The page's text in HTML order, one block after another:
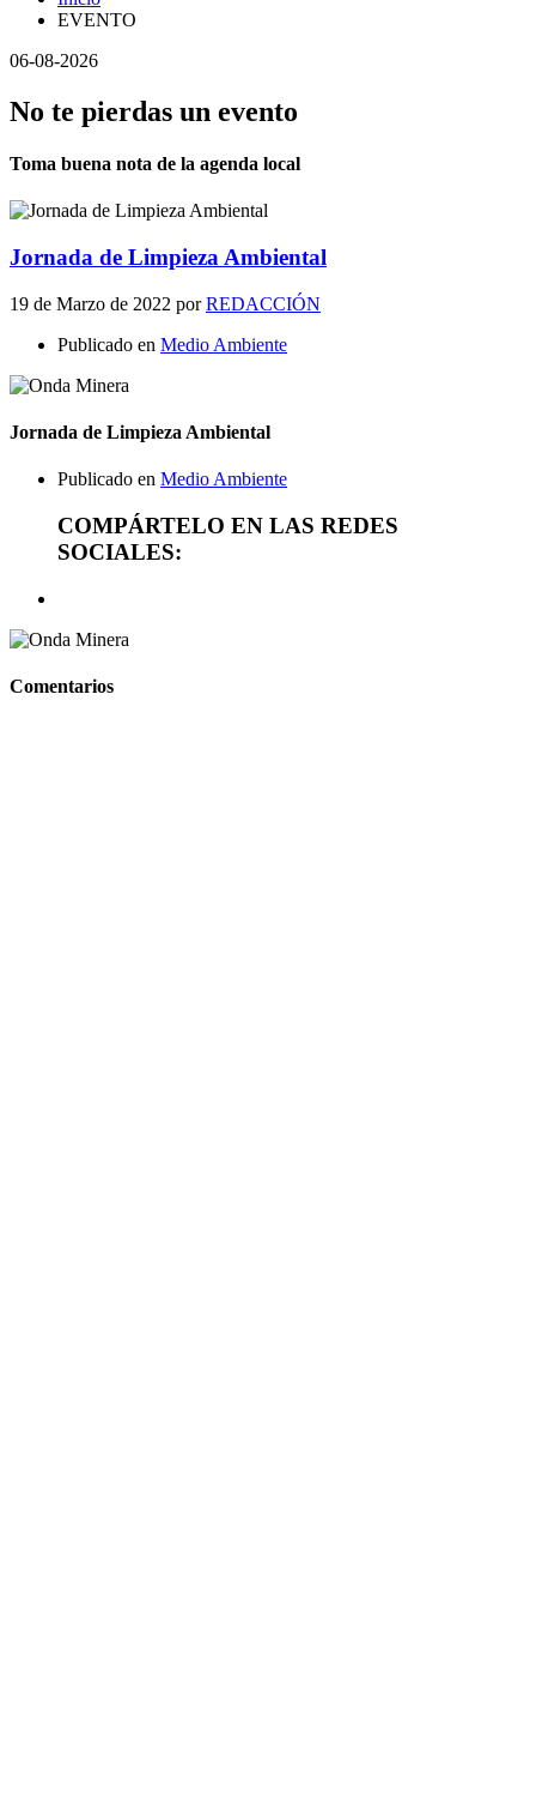
EVENTO
06-08-2026
No te pierdas un evento
Toma buena nota de la agenda local
Jornada de Limpieza Ambiental
19 de Marzo de 2022 porREDACCIÓN
Publicado en Medio Ambiente
Jornada de Limpieza Ambiental
Publicado en Medio Ambiente
COMPÁRTELO EN LAS REDES
SOCIALES:
Comentarios